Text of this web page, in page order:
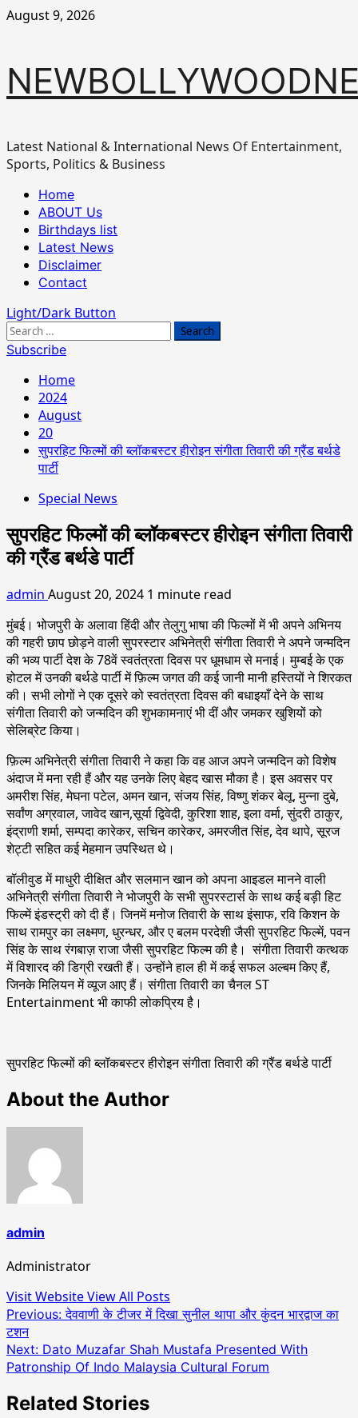
Skip
August 9, 2026
Latest National & International News Of Entertainment,
Sports, Politics & Business
Primary
Menu
Home
ABOUT Us
Birthdays list
Latest News
Disclaimer
Contact
Light/Dark Button
Search
for:
Subscribe
Home
2024
August
20
सुपरहिट फिल्मों की ब्लॉकबस्टर हीरोइन संगीता तिवारी की ग्रैंड बर्थडे
पार्टी
Special News
सुपरहिट फिल्मों की ब्लॉकबस्टर हीरोइन संगीता तिवारी
की ग्रैंड बर्थडे पार्टी
admin August 20, 2024 1 minute read
मुंबई। भोजपुरी के अलावा हिंदी और तेलुगु भाषा की फिल्मों में भी अपने अभिनय
की गहरी छाप छोड़ने वाली सुपरस्टार अभिनेत्री संगीता तिवारी ने अपने जन्मदिन
की भव्य पार्टी देश के 78वें स्वतंत्रता दिवस पर धूमधाम से मनाई। मुम्बई के एक
होटल में उनकी बर्थडे पार्टी में फ़िल्म जगत की कई जानी मानी हस्तियों ने शिरकत
की। सभी लोगों ने एक दूसरे को स्वतंत्रता दिवस की बधाइयाँ देने के साथ
संगीता तिवारी को जन्मदिन की शुभकामनाएं भी दीं और जमकर खुशियों को
सेलिब्रेट किया।
फ़िल्म अभिनेत्री संगीता तिवारी ने कहा कि वह आज अपने जन्मदिन को विशेष
अंदाज में मना रही हैं और यह उनके लिए बेहद खास मौका है। इस अवसर पर
अमरीश सिंह, मेघना पटेल, अमन खान, संजय सिंह, विष्णु शंकर बेलू, मुन्ना दुबे,
सर्वांण अग्रवाल, जावेद खान,सूर्या द्विवेदी, कुरिशा शाह, इला वर्मा, सुंदरी ठाकुर,
इंद्राणी शर्मा, सम्पदा कारेकर, सचिन कारेकर, अमरजीत सिंह, देव थापे, सूरज
शेट्टी सहित कई मेहमान उपस्थित थे।
बॉलीवुड में माधुरी दीक्षित और सलमान खान को अपना आइडल मानने वाली
अभिनेत्री संगीता तिवारी ने भोजपुरी के सभी सुपरस्टार्स के साथ कई बड़ी हिट
फिल्में इंडस्ट्री को दी हैं। जिनमें मनोज तिवारी के साथ इंसाफ, रवि किशन के
साथ रामपुर का लक्ष्मण, धुरन्धर, और ए बलम परदेशी जैसी सुपरहिट फिल्में, पवन
सिंह के साथ रंगबाज़ राजा जैसी सुपरहिट फिल्म की है। संगीता तिवारी कत्थक
में विशारद की डिग्री रखती हैं। उन्होंने हाल ही में कई सफल अल्बम किए हैं,
जिनके मिलियन में व्यूज आए हैं। संगीता तिवारी का चैनल ST
Entertainment भी काफी लोकप्रिय है।
सुपरहिट फिल्मों की ब्लॉकबस्टर हीरोइन संगीता तिवारी की ग्रैंड बर्थडे पार्टी
About the Author
admin
Administrator
Visit WebsiteView All Posts
Post
navigation
Previous:देववाणी के टीजर में दिखा सुनील थापा और कुंदन भारद्वाज का
टशन
Next: Dato Muzafar Shah Mustafa Presented With
Patronship Of Indo Malaysia Cultural Forum
Related Stories